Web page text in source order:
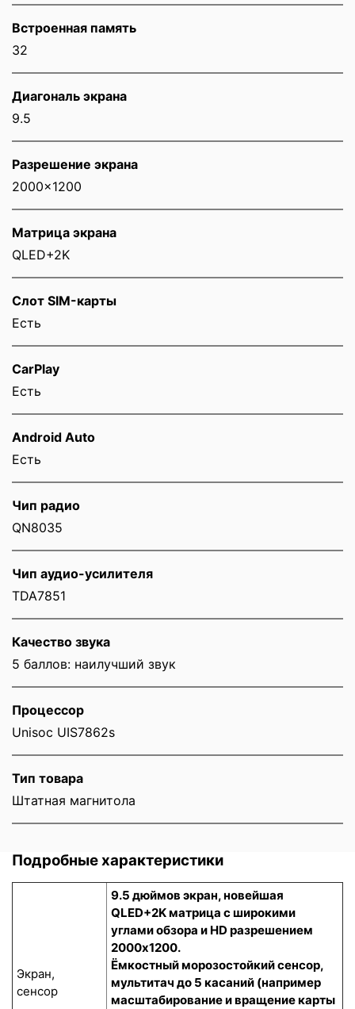
Встроенная память
32
Диагональ экрана
9.5
Разрешение экрана
2000x1200
Матрица экрана
QLED+2K
Слот SIM-карты
Eсть
CarPlay
Есть
Android Auto
Есть
Чип радио
QN8035
Чип аудио-усилителя
TDA7851
Качество звука
5 баллов: наилучший звук
Процессор
Unisoc UIS7862s
Тип товара
Штатная магнитола
Подробные характеристики
Экран,
сенсор
9.5 дюймов экран, новейшая
QLED+2K матрица с широкими
углами обзора и HD разрешением
2000x1200.
Ёмкостный морозостойкий сенсор,
мультитач до 5 касаний (например
масштабирование и вращение карты